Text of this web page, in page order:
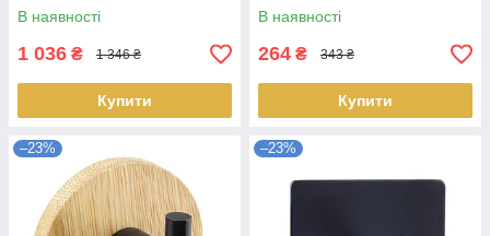
В наявності
1 036 ₴ 1 346 ₴
Купити
В наявності
264 ₴ 343 ₴
Купити
–23% –23%